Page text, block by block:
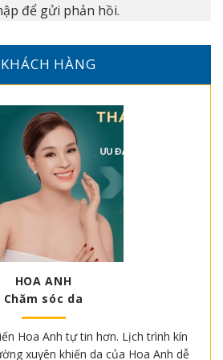
để gửi phản hồi.
HÀNG
HOA ANH
Chăm sóc da
Hoa Anh tự tin hơn. Lịch trình kín
xuyên khiến da của Hoa Anh dễ